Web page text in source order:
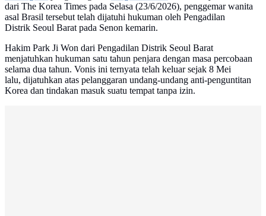
dari The Korea Times pada Selasa (23/6/2026), penggemar wanita
asal Brasil tersebut telah dijatuhi hukuman oleh Pengadilan
Distrik Seoul Barat pada Senon kemarin.
Hakim Park Ji Won dari Pengadilan Distrik Seoul Barat
menjatuhkan hukuman satu tahun penjara dengan masa percobaan
selama dua tahun. Vonis ini ternyata telah keluar sejak 8 Mei
lalu, dijatuhkan atas pelanggaran undang-undang anti-penguntitan
Korea dan tindakan masuk suatu tempat tanpa izin.